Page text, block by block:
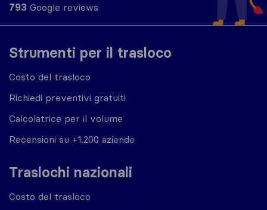
Strumenti per il trasloco
Costo del trasloco
Richiedi preventivi gratuiti
Calcolatrice per il volume
Recensioni su +1.200 aziende
Traslochi nazionali
Costo del trasloco
793 Google reviews